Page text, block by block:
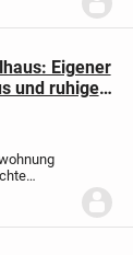
Eigener
und ruhige
einem